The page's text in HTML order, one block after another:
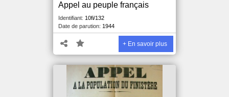
Appel au peuple français
Identifiant: 10fi/132
Date de parution: 1944
+ En savoir plus